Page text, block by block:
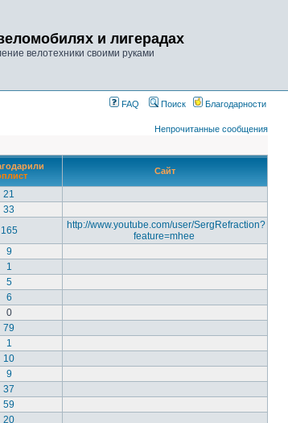
и лигерадах
велотехники своими руками
FAQ Поиск Благодарности
Непрочитанные сообщения
Сайт
21
33
165
http://www.youtube.com/user/SergRefraction?
feature=mhee
9
1
5
6
0
79
1
10
9
37
59
20